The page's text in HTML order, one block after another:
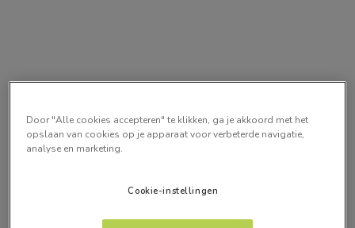
Door "Alle cookies accepteren" te klikken, ga je akkoord met het
opslaan van cookies op je apparaat voor verbeterde navigatie,
analyse en marketing.
Cookie-instellingen